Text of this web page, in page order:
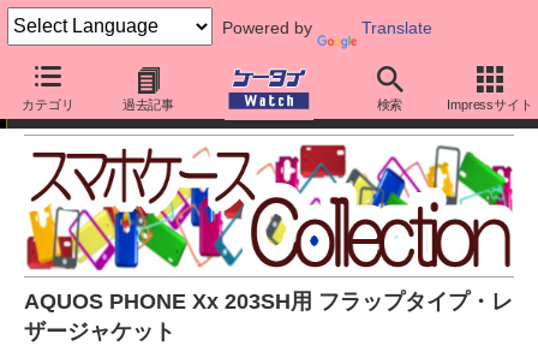
Powered by Translate
カテゴリ 過去記事 検索 Impressサイト
スマホケースCollection
AQUOS PHONE Xx 203SH用 フラップタイプ・レ
ザージャケット